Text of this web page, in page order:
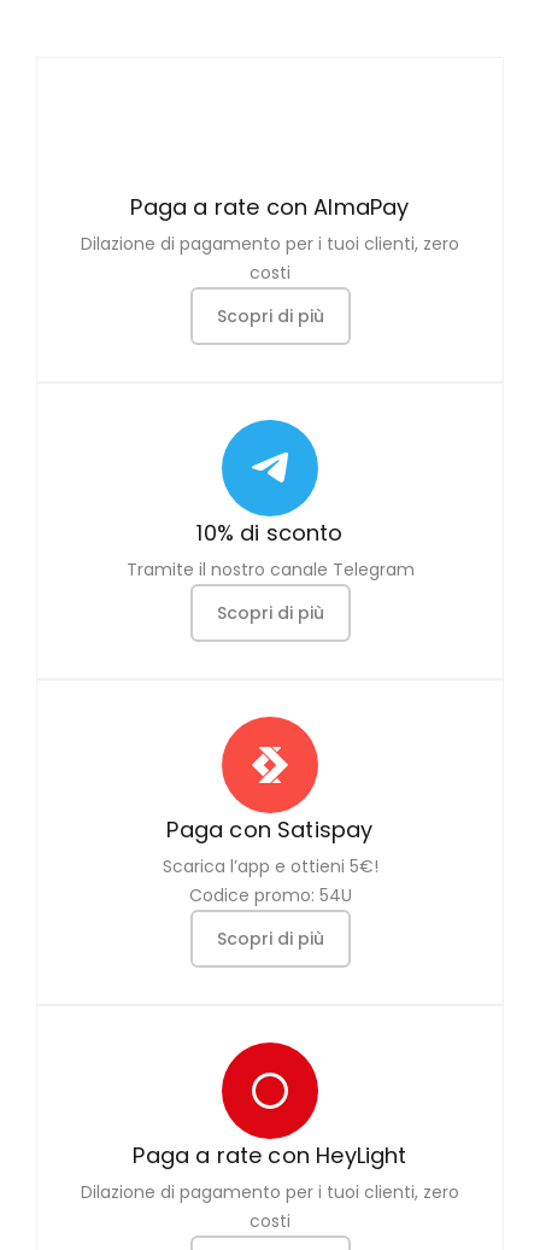
Paga a rate con AlmaPay
Dilazione di pagamento per i tuoi clienti, zero
costi
Scopri di più
10% di sconto
Tramite il nostro canale Telegram
Scopri di più
Paga con Satispay
Scarica l’app e ottieni 5€!
Codice promo: 54U
Scopri di più
Paga a rate con HeyLight
Dilazione di pagamento per i tuoi clienti, zero
costi